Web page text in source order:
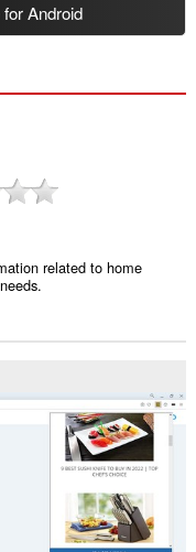
for Android
related to home